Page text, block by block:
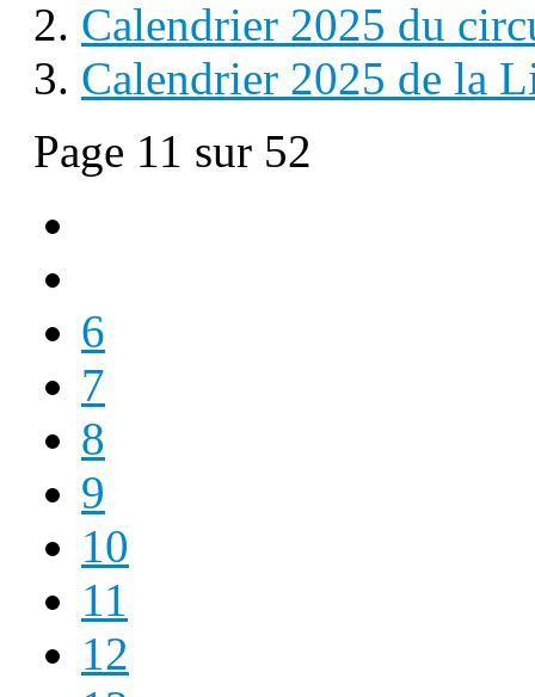
Calendrier 2025 du
Calendrier 2025 de la
Page 11 sur 52
6
7
8
9
10
11
12